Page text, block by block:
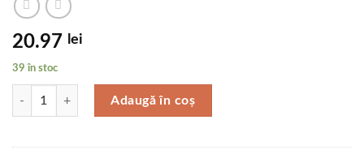
20.97 lei
39 în stoc
Cantitate Royal Canin Plic Digestive Care Loaf 85 g Promo 3+1
Adaugă în coș